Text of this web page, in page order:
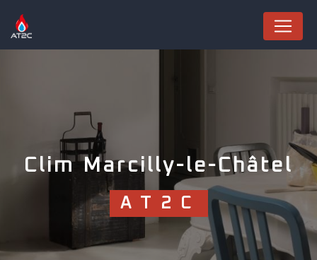
Clim Marcilly-le-Châtel
AT2C